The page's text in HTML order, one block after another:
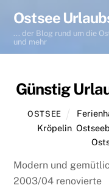
content
Ostsee
... der Blog rund um die
und mehr
Günstig
OSTSEE
Kröpelin
Modern und
2003/04 renovierte